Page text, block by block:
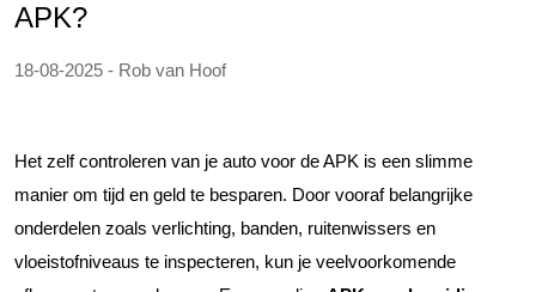
APK?
18-08-2025 - Rob van Hoof
Het zelf controleren van je auto voor de APK is een slimme
manier om tijd en geld te besparen. Door vooraf belangrijke
onderdelen zoals verlichting, banden, ruitenwissers en
vloeistofniveaus te inspecteren, kun je veelvoorkomende